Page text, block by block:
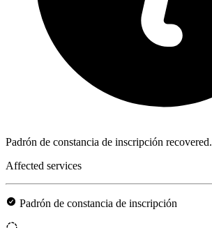
Padrón de constancia de inscripción recovered.
Affected services
Padrón de constancia de inscripción